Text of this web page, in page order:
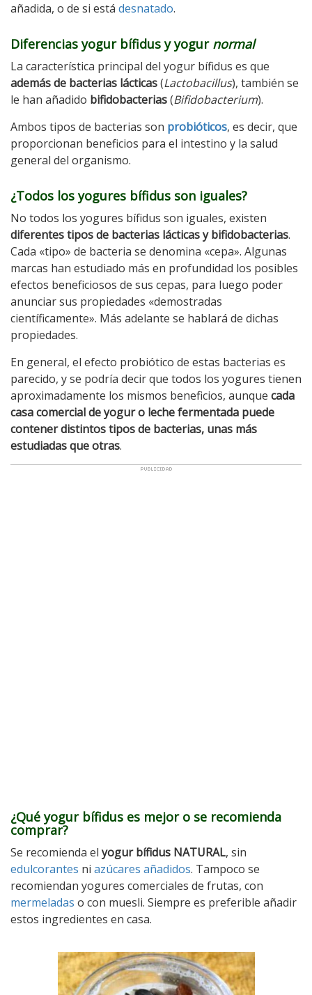
añadida, o de si está desnatado.
Diferencias yogur bífidus y yogur normal
La característica principal del yogur bífidus es que
además de bacterias lácticas(Lactobacillus), también se
le han añadido bifidobacterias(Bifidobacterium).
Ambos tipos de bacterias son probióticos, es decir, que
proporcionan beneficios para el intestino y la salud
general del organismo.
¿Todos los yogures bífidus son iguales?
No todos los yogures bífidus son iguales, existen
diferentes tipos de bacterias lácticas y bifidobacterias.
Cada «tipo» de bacteria se denomina «cepa». Algunas
marcas han estudiado más en profundidad los posibles
efectos beneficiosos de sus cepas, para luego poder
anunciar sus propiedades «demostradas
científicamente». Más adelante se hablará de dichas
propiedades.
En general, el efecto probiótico de estas bacterias es
parecido, y se podría decir que todos los yogures tienen
aproximadamente los mismos beneficios, aunque cada
casa comercial de yogur o leche fermentada puede
contener distintos tipos de bacterias, unas más
estudiadas que otras.
¿Qué yogur bífidus es mejor o se recomienda
comprar?
Se recomienda el yogur bífidus NATURAL, sin
edulcorantes ni azúcares añadidos. Tampoco se
recomiendan yogures comerciales de frutas, con
mermeladas o con muesli. Siempre es preferible añadir
estos ingredientes en casa.